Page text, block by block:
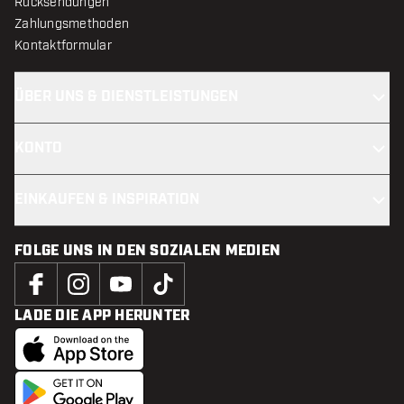
Zahlungsmethoden
Kontaktformular
FOLGE UNS IN DEN SOZIALEN MEDIEN
LADE DIE APP HERUNTER